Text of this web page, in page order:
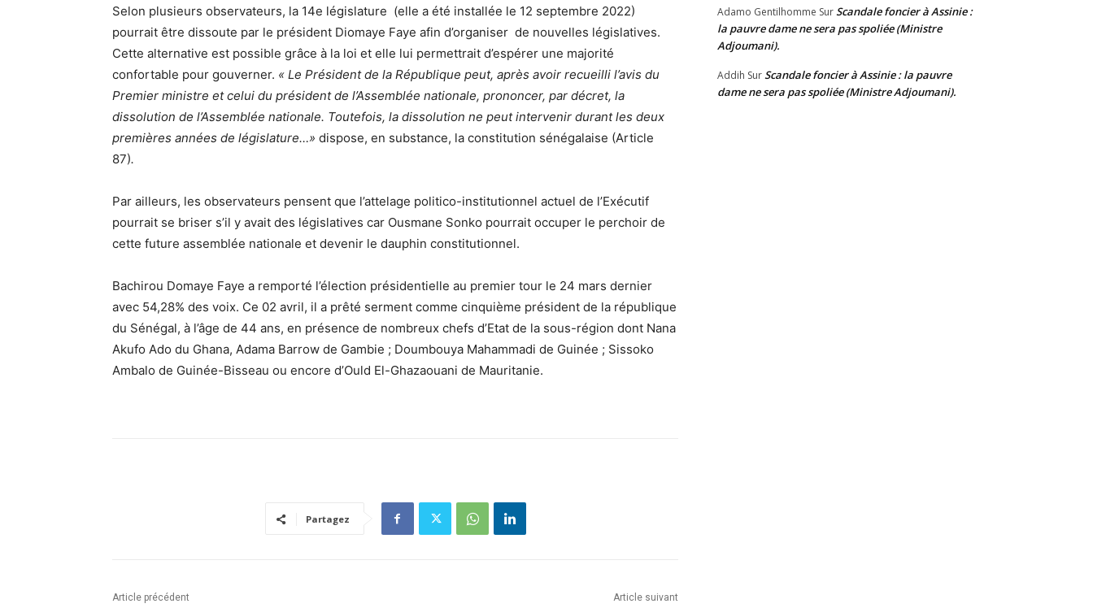
Selon plusieurs observateurs, la 14e législature (elle a été installée le 12 septembre 2022)
pourrait être dissoute par le président Diomaye Faye afin d’organiser de nouvelles législatives.
Cette alternative est possible grâce à la loi et elle lui permettrait d’espérer une majorité
confortable pour gouverner. « Le Président de la République peut, après avoir recueilli l’avis du
Premier ministre et celui du président de l’Assemblée nationale, prononcer, par décret, la
dissolution de l’Assemblée nationale. Toutefois, la dissolution ne peut intervenir durant les deux
premières années de législature…» dispose, en substance, la constitution sénégalaise (Article
87).
Par ailleurs, les observateurs pensent que l’attelage politico-institutionnel actuel de l’Exécutif
pourrait se briser s’il y avait des législatives car Ousmane Sonko pourrait occuper le perchoir de
cette future assemblée nationale et devenir le dauphin constitutionnel.
Bachirou Domaye Faye a remporté l’élection présidentielle au premier tour le 24 mars dernier
avec 54,28% des voix. Ce 02 avril, il a prêté serment comme cinquième président de la république
du Sénégal, à l’âge de 44 ans, en présence de nombreux chefs d’Etat de la sous-région dont Nana
Akufo Ado du Ghana, Adama Barrow de Gambie ; Doumbouya Mahammadi de Guinée ; Sissoko
Ambalo de Guinée-Bisseau ou encore d’Ould El-Ghazaouani de Mauritanie.
Partagez
Article précédent Article suivant
Adamo Gentilhomme SurScandale foncier à Assinie :
la pauvre dame ne sera pas spoliée (Ministre
Adjoumani).
Addih SurScandale foncier à Assinie : la pauvre
dame ne sera pas spoliée (Ministre Adjoumani).